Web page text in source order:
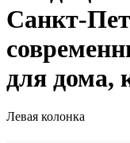
Санкт-
для дома,
Левая колонка